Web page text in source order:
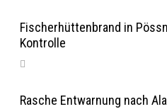
Fischerhüttenbrand in
Kontrolle
Rasche Entwarnung nach